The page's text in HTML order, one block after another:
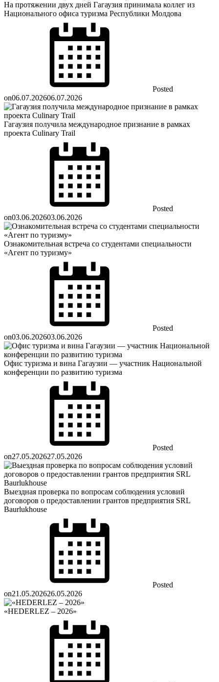
На протяжении двух дней Гагаузия принимала коллег из
Национального офиса туризма Республики Молдова
Posted
on06.07.202606.07.2026
Гагаузия получила международное признание в рамках
проекта Culinary Trail
Posted
on03.06.202603.06.2026
Ознакомительная встреча со студентами специальности
«Агент по туризму»
Posted
on03.06.202603.06.2026
Офис туризма и вина Гагаузии — участник Национальной
конференции по развитию туризма
Posted
on27.05.202627.05.2026
Выездная проверка по вопросам соблюдения условий
договоров о предоставлении грантов предприятия SRL
Baurlukhouse
Posted
on21.05.202626.05.2026
«HEDERLEZ – 2026»